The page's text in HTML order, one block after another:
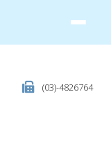
(03)-4826764